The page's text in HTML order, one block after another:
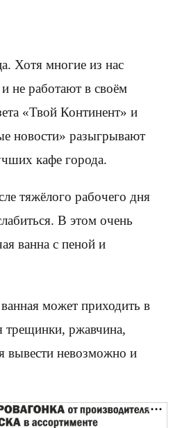
Хотя многие из нас
не работают в своём
«Твой Континент» и
новости» разыгрывают
кафе города.
тяжёлого рабочего дня
В этом очень
ванна с пеной и
может приходить в
трещинки, ржавчина,
вывести невозможно и